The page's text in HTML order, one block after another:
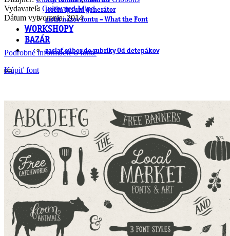
lorem ipsum generátor
zistiť názov fontu – What the Font
WORKSHOPY
BAZÁR
zaslať súbor do rubriky Od detepákov
Vydavateľ: Cultivated Mind
Dátum vytvorenia: 2014
Podrobné informácie o fonte
Kúpiť font